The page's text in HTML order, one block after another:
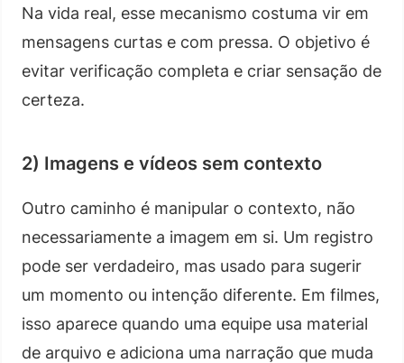
Na vida real, esse mecanismo costuma vir em
mensagens curtas e com pressa. O objetivo é
evitar verificação completa e criar sensação de
certeza.
2) Imagens e vídeos sem contexto
Outro caminho é manipular o contexto, não
necessariamente a imagem em si. Um registro
pode ser verdadeiro, mas usado para sugerir
um momento ou intenção diferente. Em filmes,
isso aparece quando uma equipe usa material
de arquivo e adiciona uma narração que muda